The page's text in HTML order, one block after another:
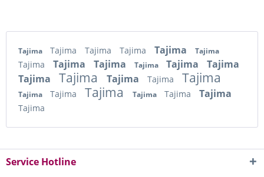
Tajima Tajima Tajima Tajima Tajima Tajima
Tajima Tajima Tajima Tajima Tajima
Tajima
Tajima
Tajima Tajima Tajima Tajima
Tajima Tajima Tajima Tajima Tajima Tajima
Tajima
Service Hotline